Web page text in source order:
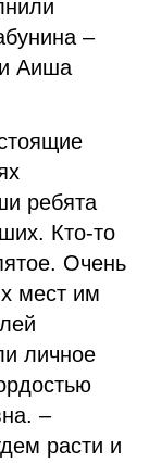
–
Аиша
ребята
Кто-то
Очень
мест им
личное
–
расти и